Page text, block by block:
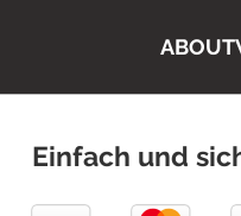
Einfach und